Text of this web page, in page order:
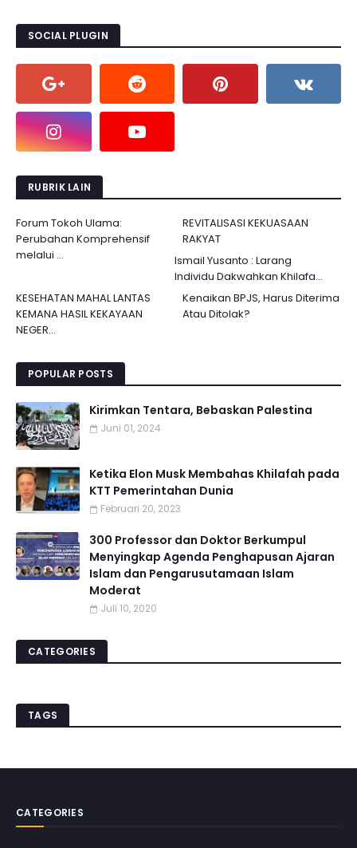
SOCIAL PLUGIN
RUBRIK LAIN
Forum Tokoh Ulama:
Perubahan Komprehensif
melalui ...
REVITALISASI KEKUASAAN
RAKYAT
Ismail Yusanto : Larang
Individu Dakwahkan Khilafa...
Kenaikan BPJS, Harus Diterima
Atau Ditolak?
KESEHATAN MAHAL LANTAS
KEMANA HASIL KEKAYAAN
NEGER...
POPULAR POSTS
Kirimkan Tentara, Bebaskan Palestina
Juni 01, 2024
Ketika Elon Musk Membahas Khilafah pada
KTT Pemerintahan Dunia
Februari 20, 2023
300 Professor dan Doktor Berkumpul
Menyingkap Agenda Penghapusan Ajaran
Islam dan Pengarusutamaan Islam
Moderat
Juli 10, 2020
CATEGORIES
TAGS
CATEGORIES